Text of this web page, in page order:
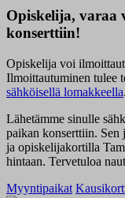
Opiskelija,
konserttiin!
Opiskelija voi
Ilmoittautuminen tulee
sähköisellä lomakkeella.
Lähetämme sinulle
paikan konserttiin. Sen
ja opiskelijakortilla
hintaan. Tervetuloa
Myyntipaikat